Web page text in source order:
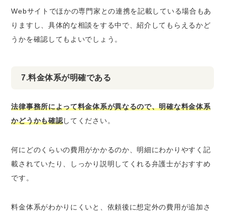
Webサイトでほかの専門家との連携を記載している場合もあ
りますし、具体的な相談をする中で、紹介してもらえるかど
うかを確認してもよいでしょう。
7.料金体系が明確である
法律事務所によって料金体系が異なるので、明確な料金体系
かどうかも確認してください。
何にどのくらいの費用がかかるのか、明細にわかりやすく記
載されていたり、しっかり説明してくれる弁護士がおすすめ
です。
料金体系がわかりにくいと、依頼後に想定外の費用が追加さ